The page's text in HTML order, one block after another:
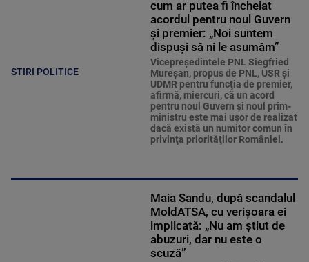
STIRI POLITICE
cum ar putea fi încheiat
acordul pentru noul Guvern
și premier: „Noi suntem
dispuşi să ni le asumăm”
Vicepreşedintele PNL Siegfried
Mureşan, propus de PNL, USR şi
UDMR pentru funcţia de premier,
afirmă, miercuri, că un acord
pentru noul Guvern şi noul prim-
ministru este mai uşor de realizat
dacă există un numitor comun în
privinţa priorităţilor României.
Maia Sandu, după scandalul
MoldATSA, cu verișoara ei
implicată: „Nu am știut de
abuzuri, dar nu este o
scuză”